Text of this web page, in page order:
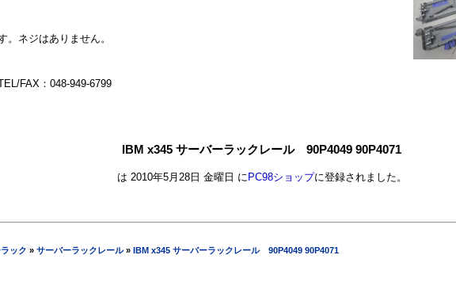
。ネジはありません。
FAX：048-949-6799
IBM x345 サーバーラックレール 90P4049 90P4071
は 2010年5月28日 金曜日 に PC98ショップに登録されました。
ック » サーバーラックレール» IBM x345 サーバーラックレール 90P4049 90P4071